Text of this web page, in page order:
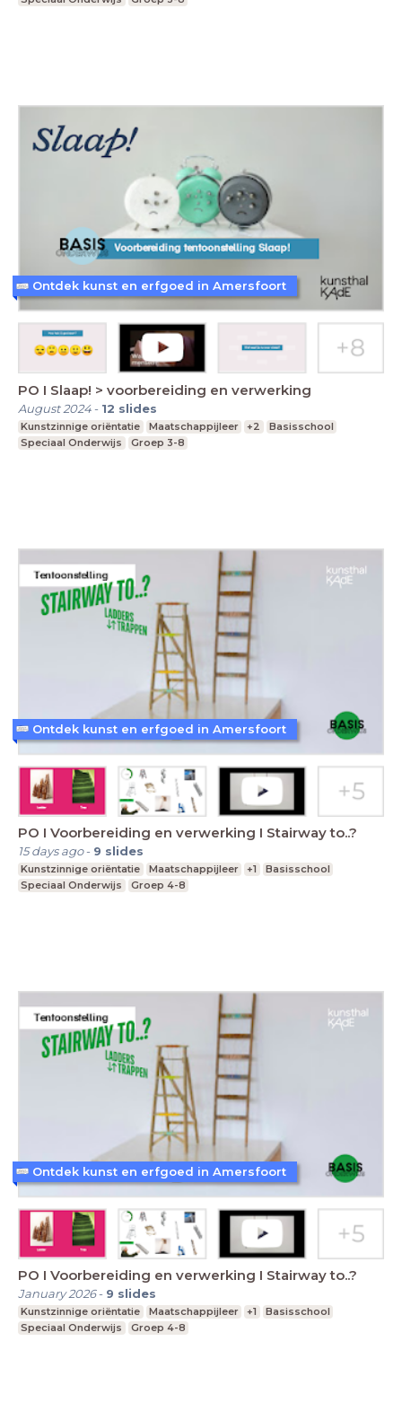
PO I Slaap! > voorbereiding en verwerking
August 2024- 12 slides
Kunstzinnige oriëntatie Maatschappijleer +2
Basisschool
Speciaal Onderwijs
Groep 3-8
Ontdek kunst en erfgoed in Amersfoort
PO I Voorbereiding en verwerking I Stairway to..?
15 days ago- 9 slides
Kunstzinnige oriëntatie Maatschappijleer +1
Basisschool
Speciaal Onderwijs
Groep 4-8
Ontdek kunst en erfgoed in Amersfoort
PO I Voorbereiding en verwerking I Stairway to..?
January 2026- 9 slides
Kunstzinnige oriëntatie Maatschappijleer +1
Basisschool
Speciaal Onderwijs
Groep 4-8
Ontdek kunst en erfgoed in Amersfoort